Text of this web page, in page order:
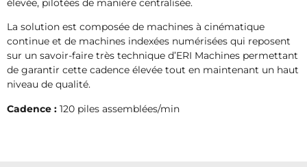
élevée, pilotées de manière centralisée.
La solution est composée de machines à cinématique
continue et de machines indexées numérisées qui reposent
sur un savoir-faire très technique d’ERI Machines permettant
de garantir cette cadence élevée tout en maintenant un haut
niveau de qualité.
Cadence : 120 piles assemblées/min